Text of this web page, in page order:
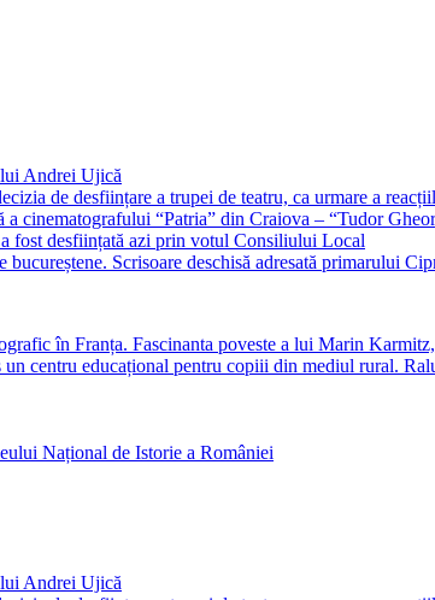
Andrei Ujică
de desființare a trupei de teatru, ca urmare a
cinematografului “Patria” din Craiova – “Tudor
fost desființată azi prin votul Consiliului Local
Scrisoare deschisă adresată primarului
în Franța. Fascinanta poveste a lui Marin
centru educațional pentru copiii din mediul rural.
Național de Istorie a României
Andrei Ujică